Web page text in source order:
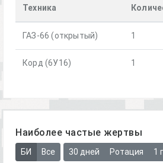
Техника
ГАЗ-66 (открытый) 1
Корд (6У16) 1
Наиболее частые жертвы
БИ Все 30 дней Ротация 1